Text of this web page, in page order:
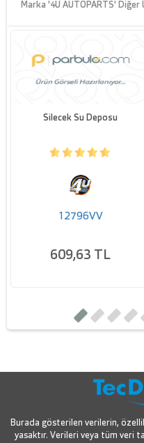
Marka '4U AUTOPARTS' Diğer
Silecek Su Deposu
12796VV
609,63 TL
Burada gösterilen verilerin,
yasaktır. Verileri veya tüm veri